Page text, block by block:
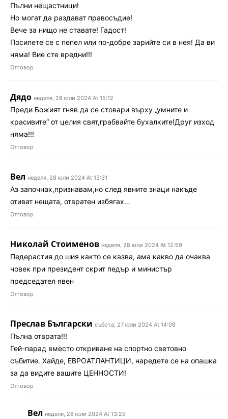
Пълни нещастници!
Но могат да раздават правосъдие!
Вече за нищо не ставате! Гадост!
Посипете се с пепел или по-добре зарийте си в нея! Да ви
няма! Вие сте вредни!!!
Отговор
Дядо неделя, 28 юли 2024 At 15:12
Преди Божият гняв да се стовари върху „умните и
красивите“ от целия свят,грабвайте бухалките!Друг изход
няма!!!
Отговор
Вел неделя, 28 юли 2024 At 13:31
Аз започнах,признавам,но след явните знаци накъде
отиват нещата, отвратен избягах…
Отговор
Николай Стоименов неделя, 28 юли 2024 At 12:59
Педерастия до шия както се казва, ама какво да очаква
човек при президент скрит педър и министър
председател явен
Отговор
Преслав Български събота, 27 юли 2024 At 14:08
Пълна отврата!!!
Гей-парад вместо откриване на спортно световно
събитие. Хайде, ЕВРОАТЛАНТИЦИ, наредете се на опашка
за да видите вашите ЦЕННОСТИ!
Отговор
Вел неделя, 28 юли 2024 At 13:29